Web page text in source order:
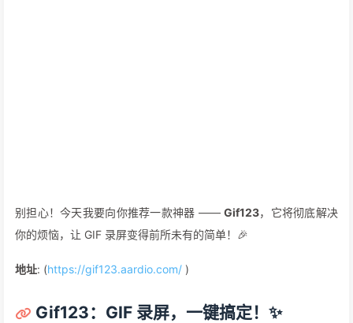
别担心！今天我要向你推荐一款神器 ——Gif123，它将彻底解决
你的烦恼，让 GIF 录屏变得前所未有的简单！🎉
地址: (https://gif123.aardio.com/ )
Gif123：GIF 录屏，一键搞定！✨